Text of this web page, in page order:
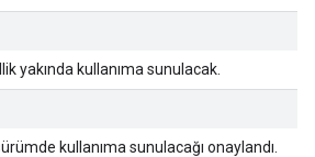
yakında kullanıma sunulacak.
kullanıma sunulacağı onaylandı.